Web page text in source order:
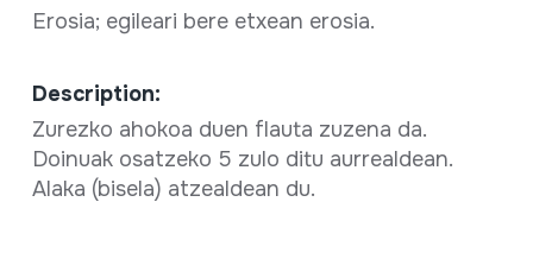
Erosia; egileari bere etxean erosia.
Description:
Zurezko ahokoa duen flauta zuzena da.
Doinuak osatzeko 5 zulo ditu aurrealdean.
Alaka (bisela) atzealdean du.